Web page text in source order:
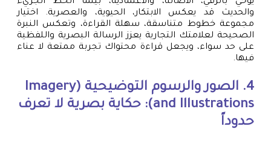
والحديث قد يعكس الابتكار، الحيوية، والعصرية. اختيار
مجموعة خطوط متناسقة، سهلة القراءة، وتعكس النبرة
الصحيحة لعلامتك التجارية يعزز الرسالة البصرية واللفظية
على حد سواء، ويجعل قراءة محتواك تجربة ممتعة لا عناء
فيها.
4. الصور والرسوم التوضيحية (Imagery
and Illustrations): حكاية بصرية لا تعرف
حدوداً